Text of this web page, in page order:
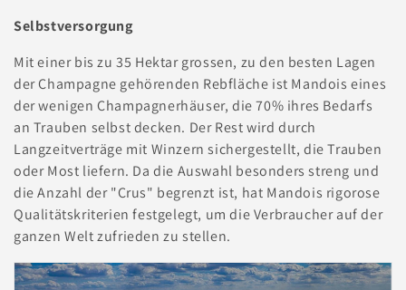
Selbstversorgung
Mit einer bis zu 35 Hektar grossen, zu den besten Lagen
der Champagne gehörenden Rebfläche ist Mandois eines
der wenigen Champagnerhäuser, die 70% ihres Bedarfs
an Trauben selbst decken. Der Rest wird durch
Langzeitverträge mit Winzern sichergestellt, die Trauben
oder Most liefern. Da die Auswahl besonders streng und
die Anzahl der "Crus" begrenzt ist, hat Mandois rigorose
Qualitätskriterien festgelegt, um die Verbraucher auf der
ganzen Welt zufrieden zu stellen.